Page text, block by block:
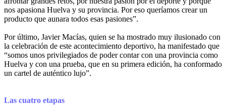
nos apasiona Huelva y su provincia. Por eso queríamos crear un
producto que aunara todos esas pasiones”.
Por último, Javier Macías, quien se ha mostrado muy ilusionado con
la celebración de este acontecimiento deportivo, ha manifestado que
“somos unos privilegiados de poder contar con una provincia como
Huelva y con una prueba, que en su primera edición, ha conformado
un cartel de auténtico lujo”.
Las cuatro etapas